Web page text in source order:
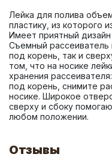
Лейка для полива
пластику, из которого
Имеет приятный дизайн
Съемный рассеиватель
под корень, так и
том, что на носике
хранения
под корень, снимите
носике. Широкое
сверху и сбоку
любом положении.
Отзывы